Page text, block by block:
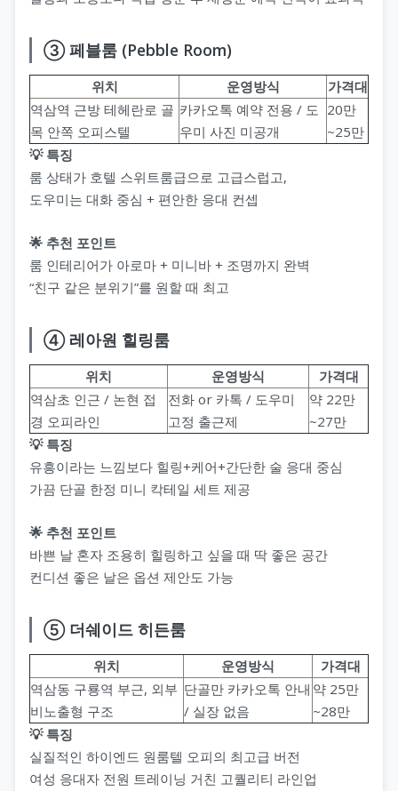
③ 페블룸 (Pebble Room)
위치 운영방식
가격대
역삼역 근방 테헤란로 골
목 안쪽 오피스텔
카카오톡 예약 전용 / 도
우미 사진 미공개
20만
~25만
💡 특징
룸 상태가 호텔 스위트룸급으로 고급스럽고,
도우미는 대화 중심 + 편안한 응대 컨셉
🌟 추천 포인트
룸 인테리어가 아로마 + 미니바 + 조명까지 완벽
“친구 같은 분위기”를 원할 때 최고
④ 레아원 힐링룸
위치 운영방식
가격대
역삼초 인근 / 논현 접
경 오피라인
전화 or 카톡 / 도우미
고정 출근제
약 22만
~27만
💡 특징
유흥이라는 느낌보다 힐링+케어+간단한 술 응대 중심
가끔 단골 한정 미니 칵테일 세트 제공
🌟 추천 포인트
바쁜 날 혼자 조용히 힐링하고 싶을 때 딱 좋은 공간
컨디션 좋은 날은 옵션 제안도 가능
⑤ 더쉐이드 히든룸
위치 운영방식
가격대
역삼동 구룡역 부근, 외부
비노출형 구조
단골만 카카오톡 안내
/ 실장 없음
약 25만
~28만
💡 특징
실질적인 하이엔드 원룸텔 오피의 최고급 버전
여성 응대자 전원 트레이닝 거친 고퀄리티 라인업